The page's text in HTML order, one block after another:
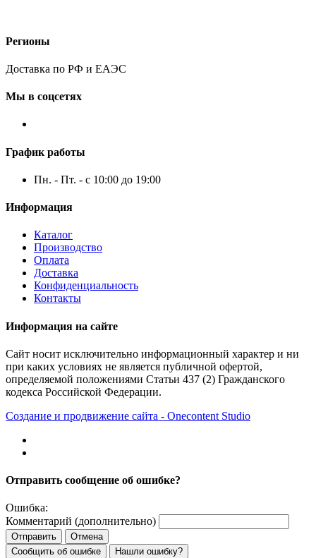
Регионы
Доставка по РФ и ЕАЭС
Мы в соцсетях
График работы
Пн. - Пт. - с 10:00 до 19:00
Информация
Каталог
Производство
Оплата
Доставка
Конфиденциальность
Контакты
Информация на сайте
Сайт носит исключительно информационный характер и ни
при каких условиях не является публичной офертой,
определяемой положениями Статьи 437 (2) Гражданского
кодекса Российской Федерации.
Создание и продвижение сайта - Onecontent Studio
Отправить сообщение об ошибке?
Ошибка:
Комментарий (дополнительно)
Отправить
Отмена
Сообщить об ошибке
Нашли ошибку?